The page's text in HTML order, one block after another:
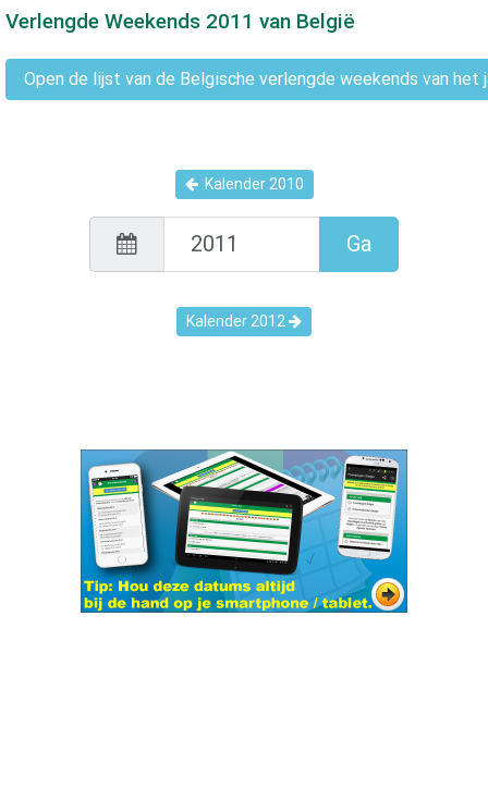
Verlengde Weekends 2011 van België
Open de lijst van de Belgische verlengde weekends van het
Kalender 2010
Ga
Kalender 2012